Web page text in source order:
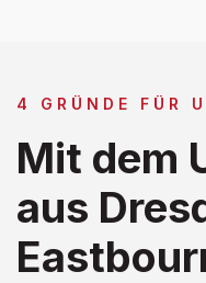
4 GRÜNDE FÜR
Mit dem
aus